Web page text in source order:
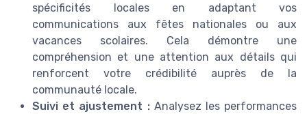
spécificités locales en adaptant vos
communications aux fêtes nationales ou aux
vacances scolaires. Cela démontre une
compréhension et une attention aux détails qui
renforcent votre crédibilité auprès de la
communauté locale.
Suivi et ajustement :Analysez les performances